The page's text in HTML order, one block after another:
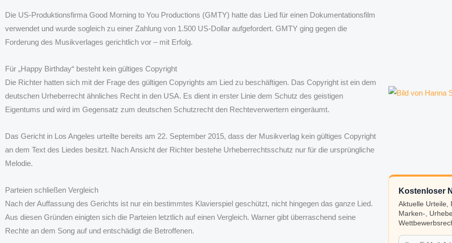
Die US-Produktionsfirma Good Morning to You Productions (GMTY) hatte das Lied für einen Dokumentationsfilm
verwendet und wurde sogleich zu einer Zahlung von 1.500 US-Dollar aufgefordert. GMTY ging gegen die
Forderung des Musikverlages gerichtlich vor – mit Erfolg.
Für „Happy Birthday“ besteht kein gültiges Copyright
Die Richter hatten sich mit der Frage des gültigen Copyrights am Lied zu beschäftigen. Das Copyright ist ein dem
deutschen Urheberrecht ähnliches Recht in den USA. Es dient in erster Linie dem Schutz des geistigen
Eigentums und wird im Gegensatz zum deutschen Schutzrecht den Rechteverwertern eingeräumt.
Das Gericht in Los Angeles urteilte bereits am 22. September 2015, dass der Musikverlag kein gültiges Copyright
an dem Text des Liedes besitzt. Nach Ansicht der Richter bestehe Urheberrechtsschutz nur für die ursprüngliche
Melodie.
Parteien schließen Vergleich
Nach der Auffassung des Gerichts ist nur ein bestimmtes Klavierspiel geschützt, nicht hingegen das ganze Lied.
Aus diesen Gründen einigten sich die Parteien letztlich auf einen Vergleich. Warner gibt überraschend seine
Rechte an dem Song auf und entschädigt die Betroffenen.
Kostenloser
Aktuelle Urteile,
Marken-,